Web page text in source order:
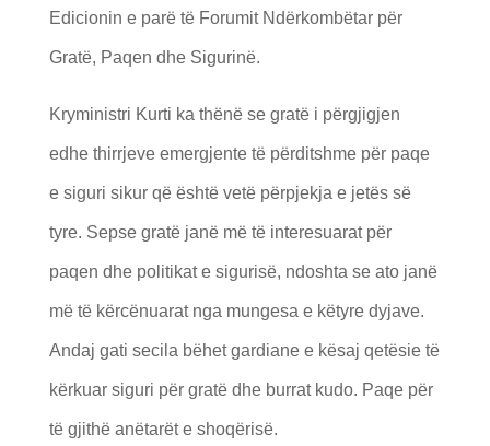
Edicionin e parë të Forumit Ndërkombëtar për
Gratë, Paqen dhe Sigurinë.
Kryministri Kurti ka thënë se gratë i përgjigjen
edhe thirrjeve emergjente të përditshme për paqe
e siguri sikur që është vetë përpjekja e jetës së
tyre. Sepse gratë janë më të interesuarat për
paqen dhe politikat e sigurisë, ndoshta se ato janë
më të kërcënuarat nga mungesa e këtyre dyjave.
Andaj gati secila bëhet gardiane e kësaj qetësie të
kërkuar siguri për gratë dhe burrat kudo. Paqe për
të gjithë anëtarët e shoqërisë.